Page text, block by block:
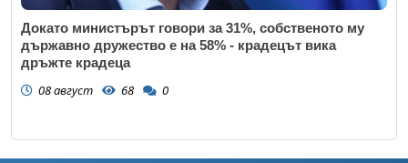
Докато министърът говори за 31%, собственото му
държавно дружество е на 58% - крадецът вика
дръжте крадеца
08 август 68 0